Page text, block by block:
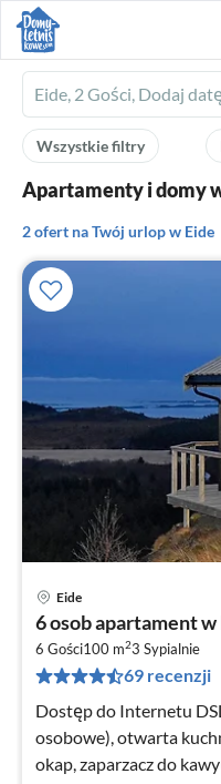
Ferienhausmiete
logo
Wszystkie filtry
Apartamenty i domy
2 ofert na Twój urlop w Eide
Eide
6 osob apartament w
6 Gości100 m23 Sypialnie
69 recenzji
Dostęp do Internetu
osobowe), otwarta
okap, zaparzacz do